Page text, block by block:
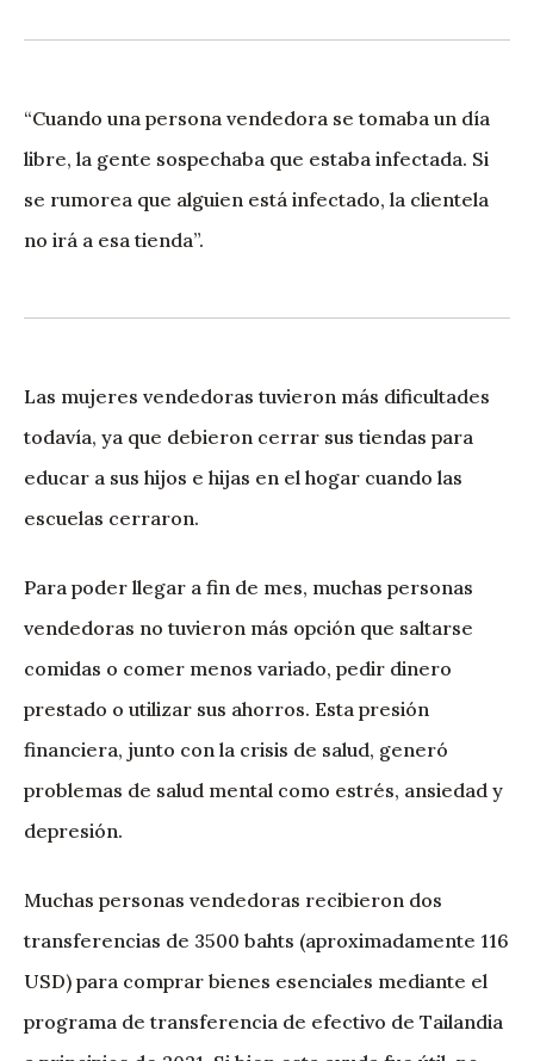
“Cuando una persona vendedora se tomaba un día
libre, la gente sospechaba que estaba infectada. Si
se rumorea que alguien está infectado, la clientela
no irá a esa tienda”.
Las mujeres vendedoras tuvieron más dificultades
todavía, ya que debieron cerrar sus tiendas para
educar a sus hijos e hijas en el hogar cuando las
escuelas cerraron.
Para poder llegar a fin de mes, muchas personas
vendedoras no tuvieron más opción que saltarse
comidas o comer menos variado, pedir dinero
prestado o utilizar sus ahorros. Esta presión
financiera, junto con la crisis de salud, generó
problemas de salud mental como estrés, ansiedad y
depresión.
Muchas personas vendedoras recibieron dos
transferencias de 3500 bahts (aproximadamente 116
USD) para comprar bienes esenciales mediante el
programa de transferencia de efectivo de Tailandia